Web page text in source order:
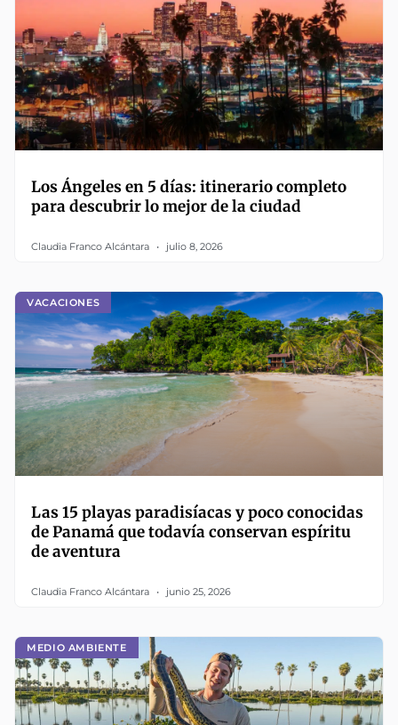
Los Ángeles en 5 días: itinerario completo
para descubrir lo mejor de la ciudad
Claudia Franco Alcántara julio 8, 2026
VACACIONES
Las 15 playas paradisíacas y poco conocidas
de Panamá que todavía conservan espíritu
de aventura
Claudia Franco Alcántara junio 25, 2026
MEDIO AMBIENTE